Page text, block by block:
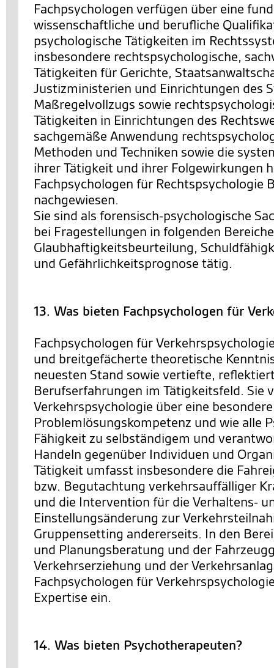
Fachpsychologen verfügen über eine
wissenschaftliche und berufliche
psychologische Tätigkeiten im
insbesondere rechtspsychologische,
Tätigkeiten für Gerichte,
Justizministerien und Einrichtungen des
Maßregelvollzugs sowie
Tätigkeiten in Einrichtungen des
sachgemäße Anwendung
Methoden und Techniken sowie die
ihrer Tätigkeit und ihrer Folgewirkungen
Fachpsychologen für Rechtspsychologie
nachgewiesen.
Sie sind als forensisch-psychologische
bei Fragestellungen in folgenden
Glaubhaftigkeitsbeurteilung,
und Gefährlichkeitsprognose tätig.
13. Was bieten Fachpsychologen für
Fachpsychologen für
und breitgefächerte theoretische
neuesten Stand sowie vertiefte,
Berufserfahrungen im Tätigkeitsfeld. Sie
Verkehrspsychologie über eine besondere
Problemlösungskompetenz und wie alle
Fähigkeit zu selbständigem und
Handeln gegenüber Individuen und
Tätigkeit umfasst insbesondere die
bzw. Begutachtung verkehrsauffälliger
und die Intervention für die Verhaltens-
Einstellungsänderung zur
Gruppensetting andererseits. In den
und Planungsberatung und der
Verkehrserziehung und der
Fachpsychologen für
Expertise ein.
14. Was bieten Psychotherapeuten?